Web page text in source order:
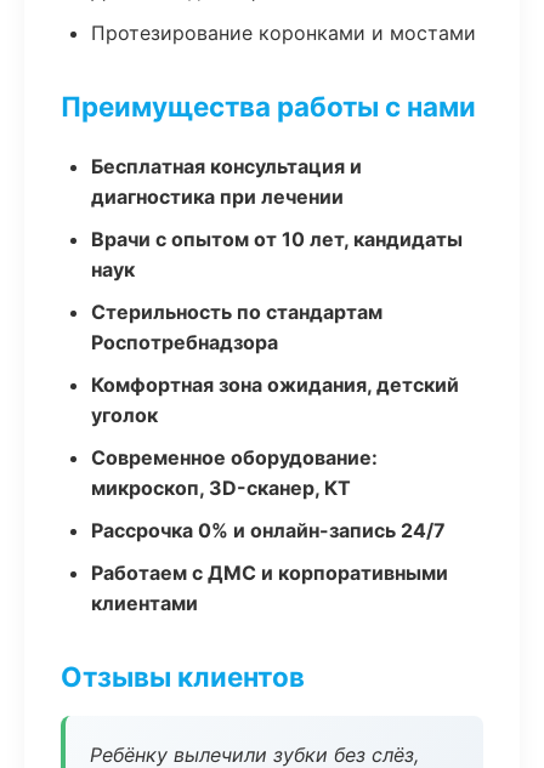
Протезирование коронками и мостами
Преимущества работы с нами
Бесплатная консультация и
диагностика при лечении
Врачи с опытом от 10 лет, кандидаты
наук
Стерильность по стандартам
Роспотребнадзора
Комфортная зона ожидания, детский
уголок
Современное оборудование:
микроскоп, 3D-сканер, КТ
Рассрочка 0% и онлайн-запись 24/7
Работаем с ДМС и корпоративными
клиентами
Отзывы клиентов
Ребёнку вылечили зубки без слёз,